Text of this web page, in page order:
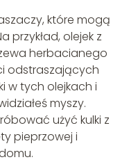
które mogą
przykład, olejek z
herbacianego
odstraszających
w tych olejkach i
myszy.
użyć kulki z
pieprzowej i